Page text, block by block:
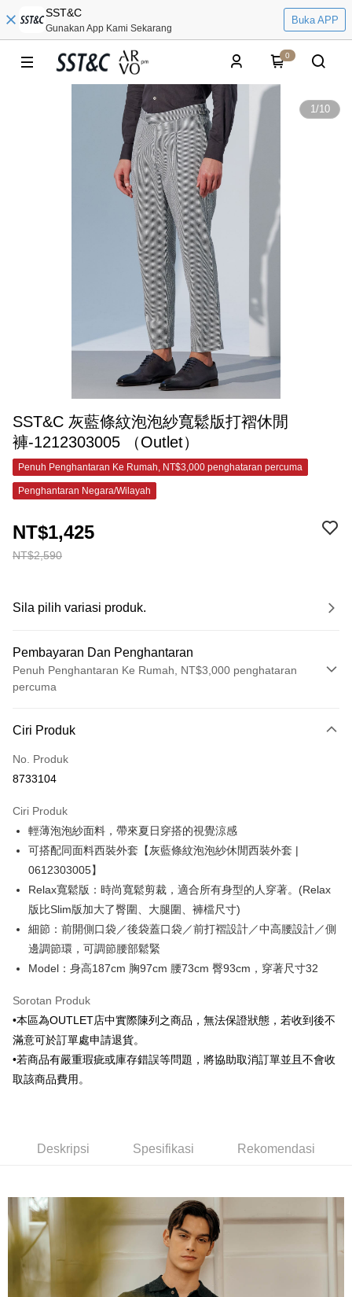
SST&C
Gunakan App Kami Sekarang
Buka APP
0
1/10
SST&C 灰藍條紋泡泡紗寬鬆版打褶休閒
褲-1212303005 （Outlet）
Penuh Penghantaran Ke Rumah, NT$3,000 penghataran percuma
Penghantaran Negara/Wilayah
NT$2,590
NT$1,425
Sila pilih variasi produk.
Pembayaran Dan Penghantaran
Penuh Penghantaran Ke Rumah, NT$3,000 penghataran
percuma
Kad Kredit (Bayaran Penuh)
Ansuran Kad Kredit
Taiwan Cooperative Bank
Hua Nan Commercial
Bank
Chang Hwa Commercial
Bank
The Shanghai
Commercial & Savings
Bank
Fubon
Bank Cathay United
Mega International
Commercial Bank
Taiwan Business Bank
Bank
Limited
Union Bank of Taiwan
Far Eastern International
Yuanta Commercial Bank
Bank Komersial E.SUN
DBS Bank
Bank Antarabangsa
6 ansuran pada kadar faedah 0,
ansuran
Taiwan Cooperative Bank
Bank Komersial Pertama
Hua Nan Commercial Bank
The Shanghai Commercial &
Savings Bank
Bank Komersial Taipei Fubon
Bank Cathay United
Mega International Commercial
Taiwan Business Bank
HSBC Bank (Taiwan) Limited
Hwatai Bank
Yuanta Commercial Bank
Bank Komersial E.SUN
DBS Bank
Bank Antarabangsa Taishin
Syarikat Kad Kredit Rakuten
Taiwan
Apple Pay
Easy Wallet
Plus PAY
AFTEE
Deskripsi
Pertama, Mengenai Perkhidmatan AFTEE Beli Sekarang Bayar Kemudian
dihantar ke alamat yang ditetapkan.
5. Tiada bayaran diperlukan apabila anda menerima produk. Sila buat
pembayaran di empat kedai serbaneka utama, ATM atau perbankan
dalam talian dengan SMS pembayaran atau pemberitahuan tolak aplikasi
AFTEE.
Sila ambil perhatian bahawa tempoh pembayaran adalah 14 hari. Walau
bagaimanapun, bagi mereka yang telah memuat turun Aplikasi AFTEE
Pemindahan ATM
新竹物流宅配
新竹物流離島宅配
NT$350/pesanan | Penghantaran percuma untuk pesanan
NT$3,500 atau lebih
LINEX 宇迅國際
Ciri Produk
No. Produk
8733104
Ciri Produk
輕薄泡泡紗面料，帶來夏日穿搭的視覺涼感
可搭配同面料西裝外套【灰藍條紋泡泡紗休閒西裝外套 |
0612303005】
Relax寬鬆版：時尚寬鬆剪裁，適合所有身型的人穿著。(Relax
版比Slim版加大了臀圍、大腿圍、褲檔尺寸)
細節：前開側口袋／後袋蓋口袋／前打褶設計／中高腰設計／側
邊調節環，可調節腰部鬆緊
Model：身高187cm 胸97cm 腰73cm 臀93cm，穿著尺寸32
Sorotan Produk
•本區為OUTLET店中實際陳列之商品，無法保證狀態，若收到後不
滿意可於訂單處申請退貨。
•若商品有嚴重瑕疵或庫存錯誤等問題，將協助取消訂單並且不會收
取該商品費用。
Deskripsi Spesifikasi Rekomendasi